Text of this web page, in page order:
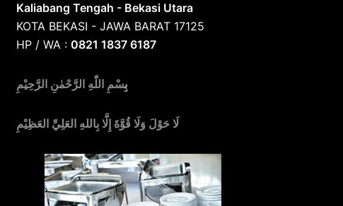
Kaliabang Tengah - Bekasi Utara
KOTA BEKASI - JAWA BARAT 17125
HP / WA : 0821 1837 6187
بِسْمِ اللّٰهِ الرَّحْمٰنِ الرَّحِيْمِ
لَا حَوْلَ وَلَا قُوَّةَ إِلَّا بِاللهِ العَلِيِّ العَظِيْمِ